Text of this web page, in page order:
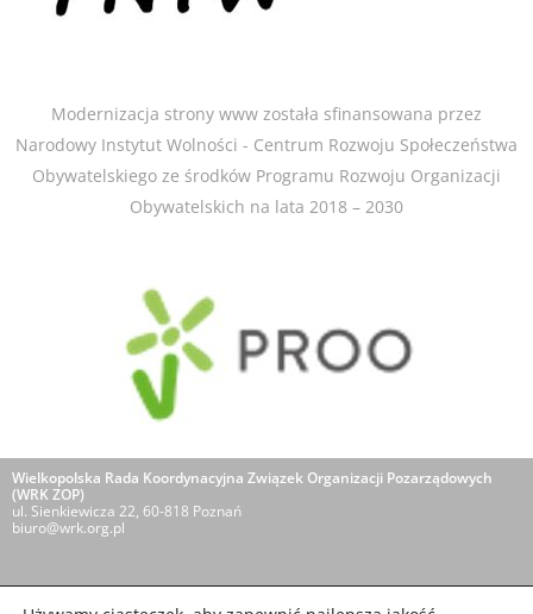
Modernizacja strony www została sfinansowana przez
Narodowy Instytut Wolności - Centrum Rozwoju Społeczeństwa
Obywatelskiego ze środków Programu Rozwoju Organizacji
Obywatelskich na lata 2018 – 2030​
Wielkopolska Rada Koordynacyjna Związek Organizacji Pozarządowych
(WRK ZOP)
ul. Sienkiewicza 22, 60-818 Poznań
biuro@wrk.org.pl
O NAS POLITYKA PRYWATNOŚCI